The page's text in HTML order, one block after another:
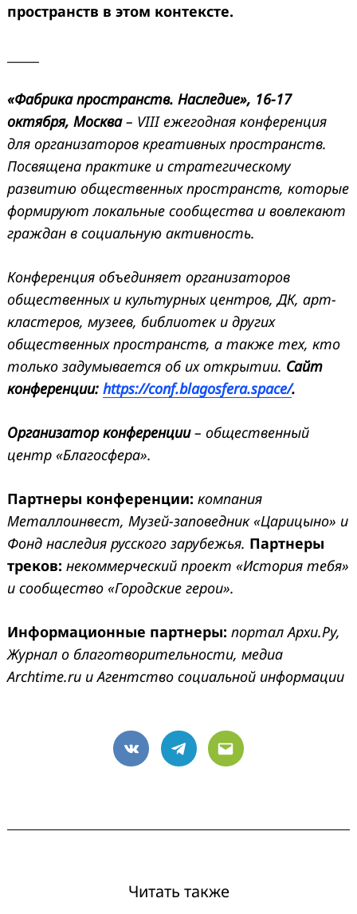
пространств в этом контексте.
«Фабрика пространств. Наследие», 16-17
октября, Москва– VIII ежегодная конференция
для организаторов креативных пространств.
Посвящена практике и стратегическому
развитию общественных пространств, которые
формируют локальные сообщества и вовлекают
граждан в социальную активность.
Конференция объединяет организаторов
общественных и культурных центров, ДК, арт-
кластеров, музеев, библиотек и других
общественных пространств, а также тех, кто
только задумывается об их открытии. Сайт
конференции: https://conf.blagosfera.space/.
Организатор конференции– общественный
центр «Благосфера».
Партнеры конференции: компания
Металлоинвест, Музей-заповедник «Царицыно» и
Фонд наследия русского зарубежья. Партнеры
треков: некоммерческий проект «История тебя»
и сообщество «Городские герои».
Информационные партнеры: портал Архи.Ру,
Журнал о благотворительности, медиа
Archtime.ru и Агентство социальной информации
VK Telegram
Email
Читать также